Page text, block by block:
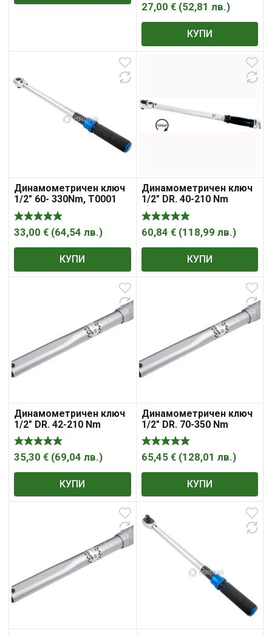
27,00 € (52,81 лв.)
КУПИ
Динамометричен ключ
1/2″ 60- 330Nm, T0001
33,00 € (64,54 лв.)
КУПИ
Динамометричен ключ
1/2″ DR. 40-210 Nm
60,84 € (118,99 лв.)
КУПИ
Динамометричен ключ
1/2″ DR. 42-210 Nm
35,30 € (69,04 лв.)
КУПИ
Динамометричен ключ
1/2″ DR. 70-350 Nm
65,45 € (128,01 лв.)
КУПИ